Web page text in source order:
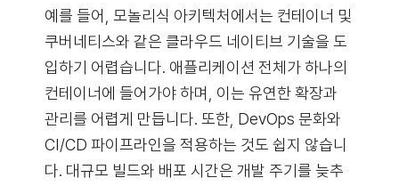
예를 들어, 모놀리식 아키텍처에서는 컨테이너 및
쿠버네티스와 같은 클라우드 네이티브 기술을 도
입하기 어렵습니다. 애플리케이션 전체가 하나의
컨테이너에 들어가야 하며, 이는 유연한 확장과
관리를 어렵게 만듭니다. 또한, DevOps 문화와
CI/CD 파이프라인을 적용하는 것도 쉽지 않습니
다. 대규모 빌드와 배포 시간은 개발 주기를 늦추